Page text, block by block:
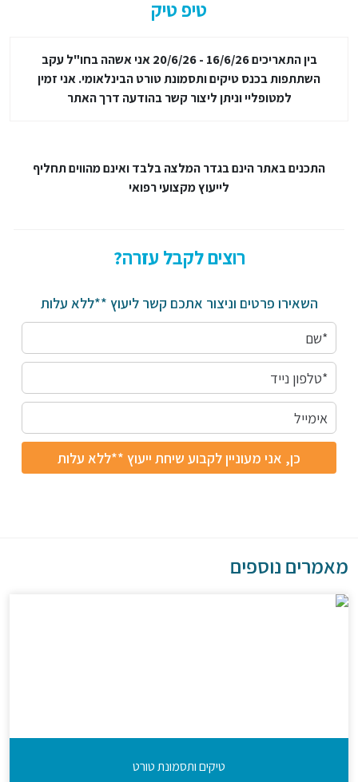
טיפ טיק
בין התאריכים 16/6/26 - 20/6/26 אני אשהה בחו"ל עקב
השתתפות בכנס טיקים ותסמונת טורט הבינלאומי. אני זמין
למטופליי וניתן ליצור קשר בהודעה דרך האתר
התכנים באתר הינם בגדר המלצה בלבד ואינם מהווים תחליף
לייעוץ מקצועי רפואי
רוצים לקבל עזרה?
השאירו פרטים וניצור אתכם קשר ליעוץ **ללא עלות
מאמרים נוספים
טיקים ותסמונת טורט